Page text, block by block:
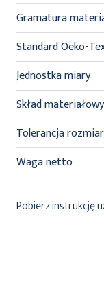
Gramatura
Standard Oeko-
Jednostka miary
Skład materiałowy
Tolerancja
Waga netto
Pobierz instrukcję